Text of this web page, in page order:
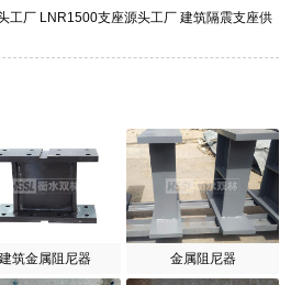
工厂 LNR1500支座源头工厂 建筑隔震支座供
建筑金属阻尼器 金属阻尼器